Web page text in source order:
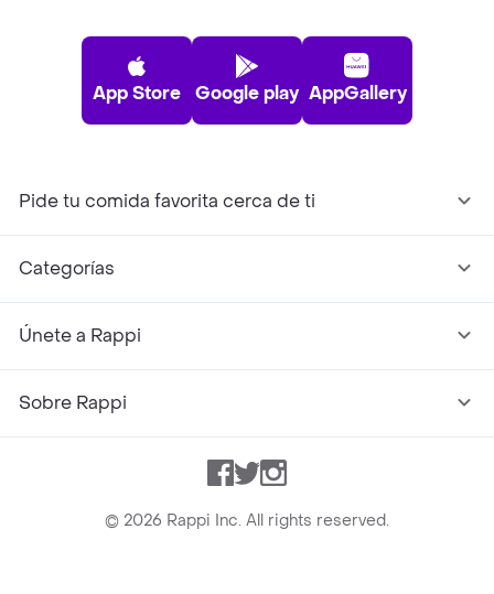
App Store Google play AppGallery
Pide tu comida favorita cerca de ti
Categorías
Únete a Rappi
Sobre Rappi
Facebook
TwitterInstagram
© 2026 Rappi Inc. All rights reserved.